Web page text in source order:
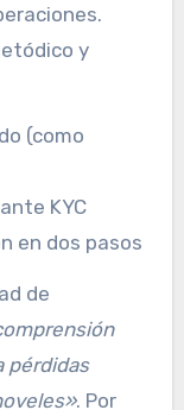
y
(como
KYC
en dos pasos
de
pérdidas
. Por